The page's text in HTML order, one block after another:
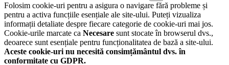
Folosim cookie-uri pentru a asigura o navigare fără probleme și
pentru a activa funcțiile esențiale ale site-ului. Puteți vizualiza
informații detaliate despre fiecare categorie de cookie-uri mai jos.
Cookie-urile marcate ca Necesare sunt stocate în browserul dvs.,
deoarece sunt esențiale pentru funcționalitatea de bază a site-ului.
Aceste cookie-uri nu necesită consimțământul dvs. în
conformitate cu GDPR.